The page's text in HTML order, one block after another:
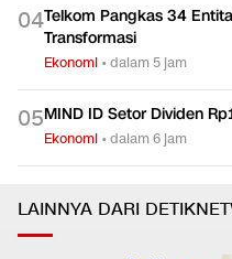
04Telkom Pangkas 34
Transformasi
Ekonomi •dalam 5 jam
05MIND ID Setor Dividen
Ekonomi •dalam 6 jam
LAINNYA DARI